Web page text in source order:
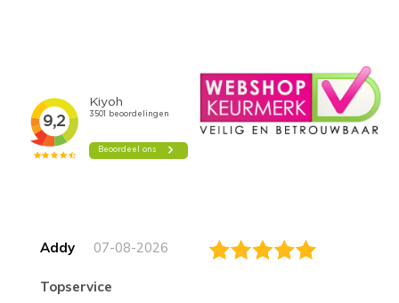
Addy 07-08-2026
topservice